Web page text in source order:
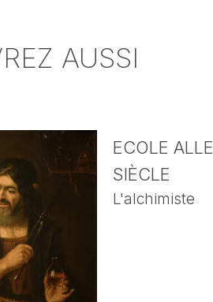
AUSSI
ECOLE
SIÈCLE
L'alchimiste